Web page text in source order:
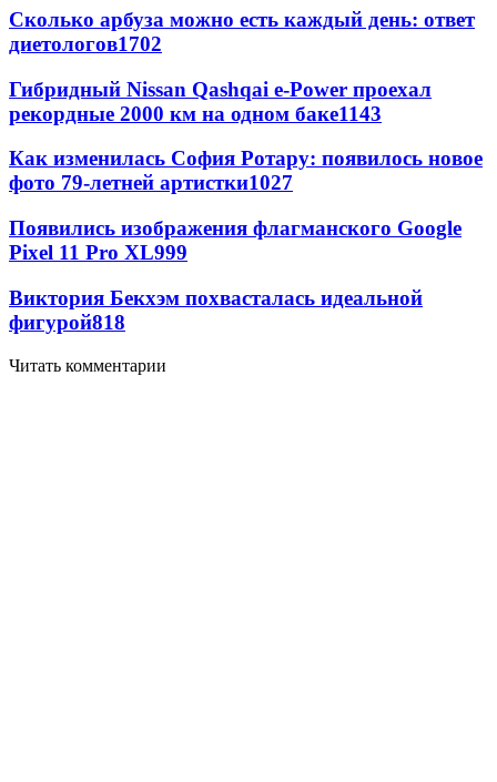
Сколько арбуза можно есть каждый день: ответ
диетологов1702
Гибридный Nissan Qashqai e-Power проехал
рекордные 2000 км на одном баке1143
Как изменилась София Ротару: появилось новое
фото 79-летней артистки1027
Появились изображения флагманского Google
Pixel 11 Pro XL999
Виктория Бекхэм похвасталась идеальной
фигурой818
Читать комментарии